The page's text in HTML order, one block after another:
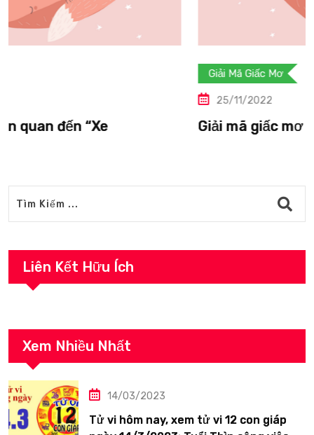
Giải mã giấc mơ liên quan đến “Vượn”.
Liên Kết Hữu Ích
Xem Nhiều Nhất
14/03/2023
Tử vi hôm nay, xem tử vi 12 con giáp